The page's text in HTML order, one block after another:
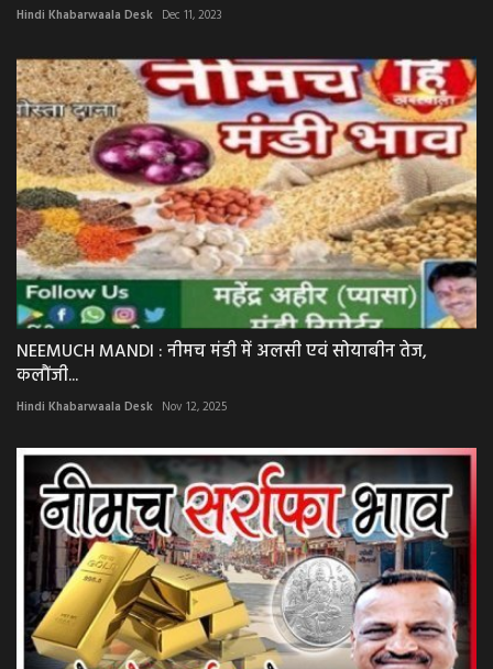
Hindi Khabarwaala Desk Dec 11, 2023
NEEMUCH MANDI : नीमच मंडी में अलसी एवं सोयाबीन तेज,
कलौंजी...
Hindi Khabarwaala Desk Nov 12, 2025